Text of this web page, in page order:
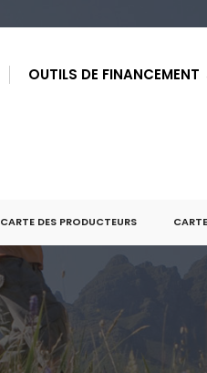
OUTILS DE FINANCEMENT
CARTE DES PRODUCTEURS